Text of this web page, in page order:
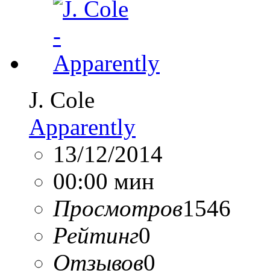
J. Cole
Apparently
13/12/2014
00:00 мин
Просмотров1546
Рейтинг0
Отзывов0